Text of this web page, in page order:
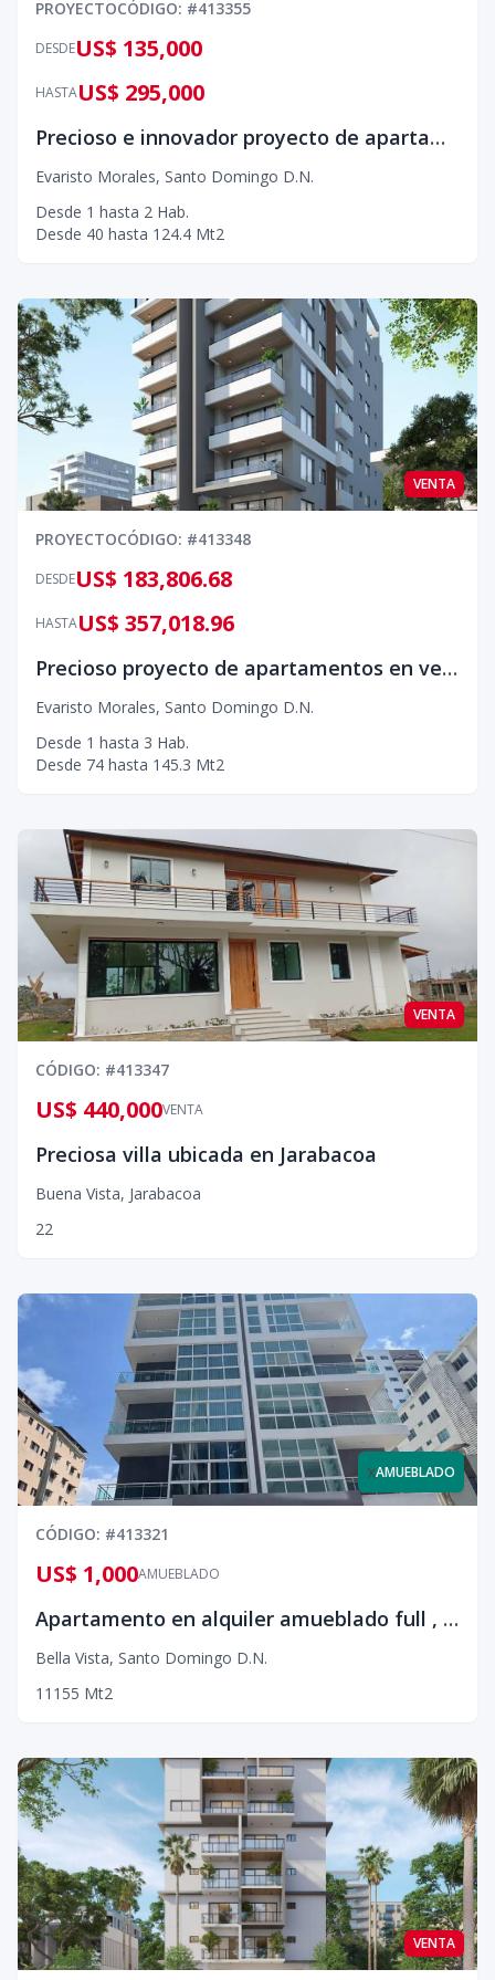
PROYECTOCÓDIGO: #413355
DESDEUS$ 135,000
HASTAUS$ 295,000
Precioso e innovador proyecto de apartamentos en Evaristo Morales
Evaristo Morales, Santo Domingo D.N.
Desde 1 hasta 2 Hab.
Desde 40 hasta 124.4 Mt2
VENTA
PROYECTOCÓDIGO: #413348
DESDEUS$ 183,806.68
HASTAUS$ 357,018.96
Precioso proyecto de apartamentos en venta, ubicado en Evaristo Morales.
Evaristo Morales, Santo Domingo D.N.
Desde 1 hasta 3 Hab.
Desde 74 hasta 145.3 Mt2
VENTA
CÓDIGO: #413347
VENTA
US$ 440,000
Preciosa villa ubicada en Jarabacoa
Buena Vista, Jarabacoa
22
xAMUEBLADO
CÓDIGO: #413321
AMUEBLADO
US$ 1,000
Apartamento en alquiler amueblado full , Bella Vista
Bella Vista, Santo Domingo D.N.
1 1 1 55 Mt2
VENTA